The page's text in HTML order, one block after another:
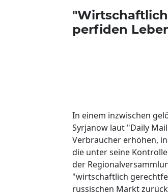
perfiden
In einem inzwischen
Syrjanow laut "Daily
Verbraucher erhöhen,
die unter seine
der
"wirtschaftlich
russischen Markt